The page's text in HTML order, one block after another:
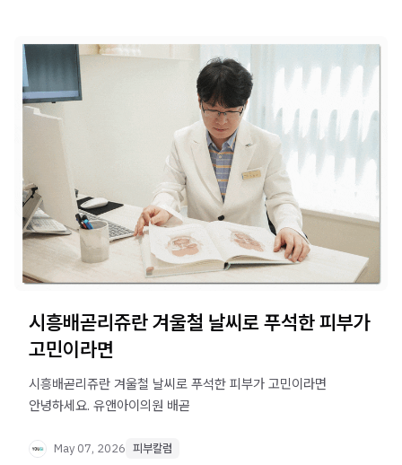
시흥배곧리쥬란 겨울철 날씨로 푸석한 피부가
고민이라면
시흥배곧리쥬란 겨울철 날씨로 푸석한 피부가 고민이라면 ​ ​
안녕하세요. 유앤아이의원 배곧
May 07, 2026 피부칼럼